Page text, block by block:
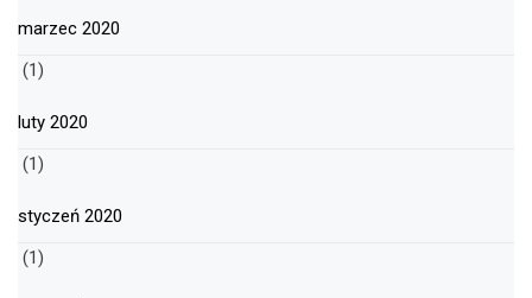
marzec 2020
(1)
luty 2020
(1)
styczeń 2020
(1)